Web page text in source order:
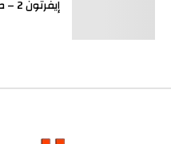
إيفرتون 2 – صفر